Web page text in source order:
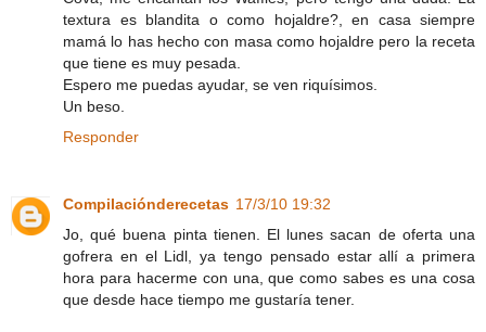
textura es blandita o como hojaldre?, en casa siempre
mamá lo has hecho con masa como hojaldre pero la receta
que tiene es muy pesada.
Espero me puedas ayudar, se ven riquísimos.
Un beso.
Responder
Compilaciónderecetas 17/3/10 19:32
Jo, qué buena pinta tienen. El lunes sacan de oferta una
gofrera en el Lidl, ya tengo pensado estar allí a primera
hora para hacerme con una, que como sabes es una cosa
que desde hace tiempo me gustaría tener.